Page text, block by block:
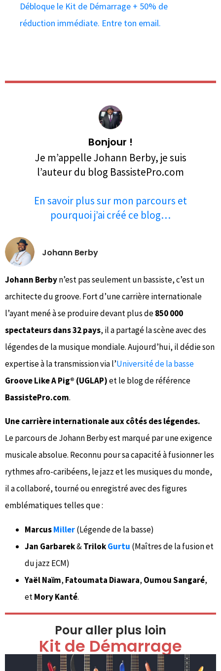
Débloque le Kit de Démarrage + 50% de
réduction immédiate. Entre ton email.
Bonjour !
Je m’appelle Johann Berby, je suis
l’auteur du blog BassistePro.com
En savoir plus sur mon parcours et
pourquoi j’ai créé ce blog…
Johann Berby
Johann Berbyn’est pas seulement un bassiste, c’est un
architecte du groove. Fort d’une carrière internationale
l’ayant mené à se produire devant plus de850 000
spectateurs dans 32 pays, il a partagé la scène avec des
légendes de la musique mondiale. Aujourd’hui, il dédie son
expertise à la transmission via l’Université de la basse
Groove Like A Pig® (UGLAP)et le blog de référence
BassistePro.com.
Une carrière internationale aux côtés des légendes.
Le parcours de Johann Berby est marqué par une exigence
musicale absolue. Reconnu pour sa capacité à fusionner les
rythmes afro-caribéens, le jazz et les musiques du monde,
il a collaboré, tourné ou enregistré avec des figures
emblématiques telles que :
MarcusMiller(Légende de la basse)
Jan Garbarek&TrilokGurtu (Maîtres de la fusion et
du jazz ECM)
Yaël Naïm, Fatoumata Diawara, Oumou Sangaré,
etMory Kanté.
Pour aller plus loin
Kit de Démarrage